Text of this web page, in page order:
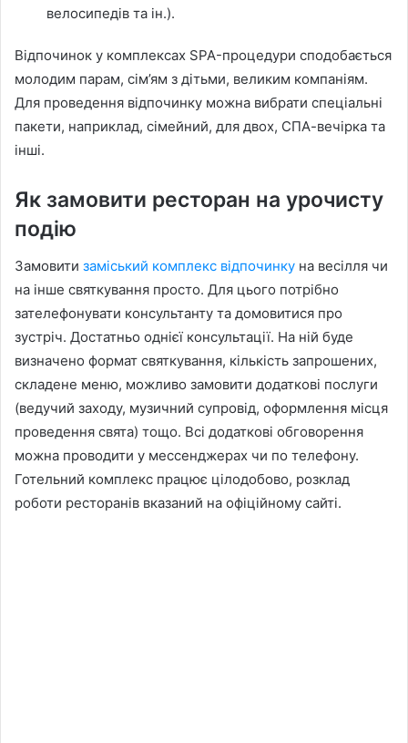
велосипедів та ін.).
Відпочинок у комплексах SPA-процедури сподобається
молодим парам, сім’ям з дітьми, великим компаніям.
Для проведення відпочинку можна вибрати спеціальні
пакети, наприклад, сімейний, для двох, СПА-вечірка та
інші.
Як замовити ресторан на урочисту
подію
Замовити заміський комплекс відпочинку на весілля чи
на інше святкування просто. Для цього потрібно
зателефонувати консультанту та домовитися про
зустріч. Достатньо однієї консультації. На ній буде
визначено формат святкування, кількість запрошених,
складене меню, можливо замовити додаткові послуги
(ведучий заходу, музичний супровід, оформлення місця
проведення свята) тощо. Всі додаткові обговорення
можна проводити у мессенджерах чи по телефону.
Готельний комплекс працює цілодобово, розклад
роботи ресторанів вказаний на офіційному сайті.